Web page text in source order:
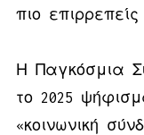
πιο
Η Παγκόσμια
το 2025
«κοινωνική